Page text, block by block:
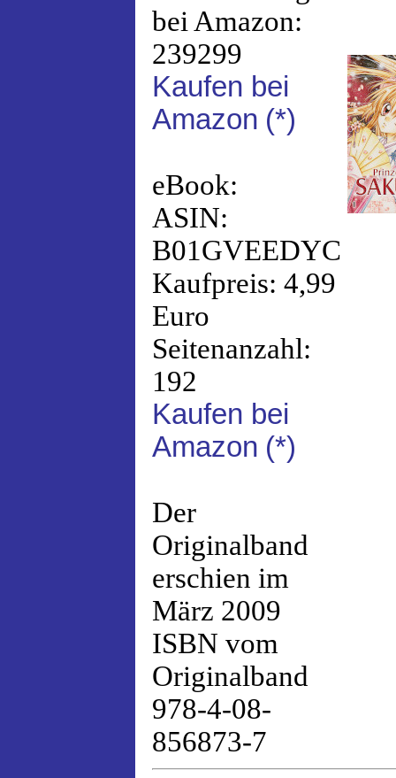
bei Amazon:
239299
Kaufen bei
Amazon (*)
eBook:
ASIN:
B01GVEEDYC
Kaufpreis: 4,99
Euro
Seitenanzahl:
192
Kaufen bei
Amazon (*)
Der
Originalband
erschien im
März 2009
ISBN vom
Originalband
978-4-08-
856873-7